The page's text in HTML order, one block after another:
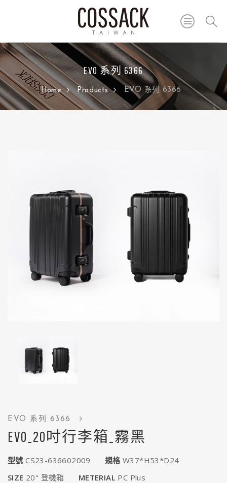
EVO 系列 6366
Home Products EVO 系列 6366
EVO 系列 6366
EVO_20吋行李箱_霧黑
型號 CS23-636602009 規格W37*H53*D24
SIZE 20" 登機箱 METERIAL PC Plus